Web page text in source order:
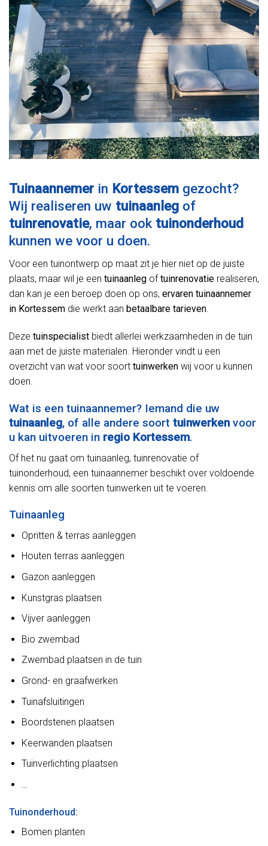
Tuinaannemer in Kortessem gezocht?
Wij realiseren uw tuinaanleg of
tuinrenovatie, maar ook tuinonderhoud
kunnen we voor u doen.
Voor een tuinontwerp op maat zit je hier niet op de juiste
plaats, maar wil je een tuinaanleg of tuinrenovatie realiseren,
dan kan je een beroep doen op ons, ervaren tuinaannemer
in Kortessem die werkt aan betaalbare tarieven.
Deze tuinspecialist biedt allerlei werkzaamheden in de tuin
aan met de juiste materialen. Hieronder vindt u een
overzicht van wat voor soort tuinwerken wij voor u kunnen
doen.
Wat is een tuinaannemer? Iemand die uw
tuinaanleg, of alle andere soort tuinwerken voor
u kan uitvoeren in regio Kortessem.
Of het nu gaat om tuinaanleg, tuinrenovatie of
tuinonderhoud, een tuinaannemer beschikt over voldoende
kennis om alle soorten tuinwerken uit te voeren.
Tuinaanleg
Opritten & terras aanleggen
Houten terras aanleggen
Gazon aanleggen
Kunstgras plaatsen
Vijver aanleggen
Bio zwembad
Zwembad plaatsen in de tuin
Grond- en graafwerken
Tuinafsluitingen
Boordstenen plaatsen
Keerwanden plaatsen
Tuinverlichting plaatsen
…
Tuinonderhoud:
Bomen planten